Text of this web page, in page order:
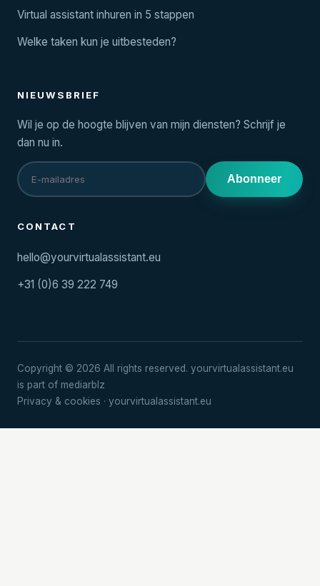
Virtual assistant inhuren in 5 stappen
Welke taken kun je uitbesteden?
NIEUWSBRIEF
Wil je op de hoogte blijven van mijn diensten? Schrijf je
dan nu in.
Abonneer
CONTACT
hello@yourvirtualassistant.eu
+31 (0)6 39 222 749
Copyright © 2026 All rights reserved. yourvirtualassistant.eu
is part of mediarblz
Privacy & cookies · yourvirtualassistant.eu